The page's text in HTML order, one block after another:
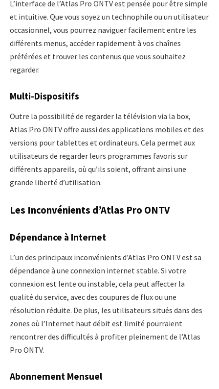
L’interface de l’Atlas Pro ONTV est pensée pour être simple
et intuitive. Que vous soyez un technophile ou un utilisateur
occasionnel, vous pourrez naviguer facilement entre les
différents menus, accéder rapidement à vos chaînes
préférées et trouver les contenus que vous souhaitez
regarder.
Multi-Dispositifs
Outre la possibilité de regarder la télévision via la box,
Atlas Pro ONTV offre aussi des applications mobiles et des
versions pour tablettes et ordinateurs. Cela permet aux
utilisateurs de regarder leurs programmes favoris sur
différents appareils, où qu’ils soient, offrant ainsi une
grande liberté d’utilisation.
Les Inconvénients d’Atlas Pro ONTV
Dépendance à Internet
L’un des principaux inconvénients d’Atlas Pro ONTV est sa
dépendance à une connexion internet stable. Si votre
connexion est lente ou instable, cela peut affecter la
qualité du service, avec des coupures de flux ou une
résolution réduite. De plus, les utilisateurs situés dans des
zones où l’Internet haut débit est limité pourraient
rencontrer des difficultés à profiter pleinement de l’Atlas
Pro ONTV.
Abonnement Mensuel